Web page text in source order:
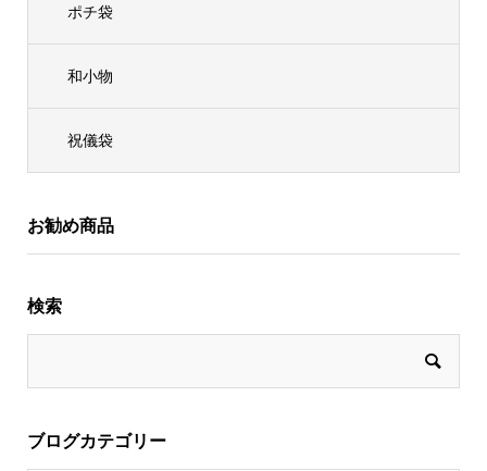
ポチ袋
和小物
祝儀袋
お勧め商品
検索
ブログカテゴリー